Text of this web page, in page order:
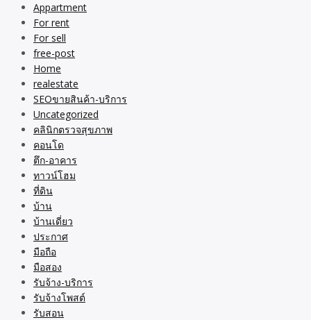
Appartment
For rent
For sell
free-post
Home
realestate
SEOขายสินค้า-บริการ
Uncategorized
คลินิกตรวจสุขภาพ
คอนโด
ตึก-อาคาร
ทาวน์โฮม
ที่ดิน
บ้าน
บ้านเดี่ยว
ประกาศ
มือถือ
มือสอง
รับจ้าง-บริการ
รับจ้างโพสต์
รับสอน